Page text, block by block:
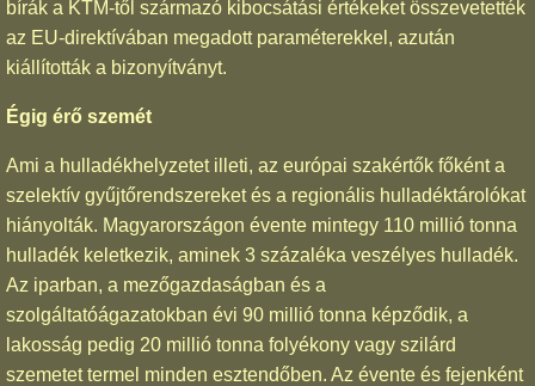
bírák a KTM-től származó kibocsátási értékeket összevetették
az EU-direktívában megadott paraméterekkel, azután
kiállították a bizonyítványt.
Égig érő szemét
Ami a hulladékhelyzetet illeti, az európai szakértők főként a
szelektív gyűjtőrendszereket és a regionális hulladéktárolókat
hiányolták. Magyarországon évente mintegy 110 millió tonna
hulladék keletkezik, aminek 3 százaléka veszélyes hulladék.
Az iparban, a mezőgazdaságban és a
szolgáltatóágazatokban évi 90 millió tonna képződik, a
lakosság pedig 20 millió tonna folyékony vagy szilárd
szemetet termel minden esztendőben. Az évente és fejenként